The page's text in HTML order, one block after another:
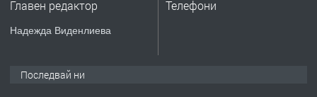
ремонт на покриви
Главен редактор
Надежда Виденлиева
Телефони
Последвай ни